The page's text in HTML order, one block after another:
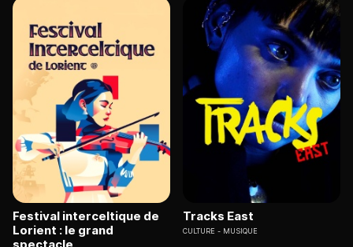
Festival interceltique de
Lorient : le grand
Tracks East
CULTURE MUSIQUE